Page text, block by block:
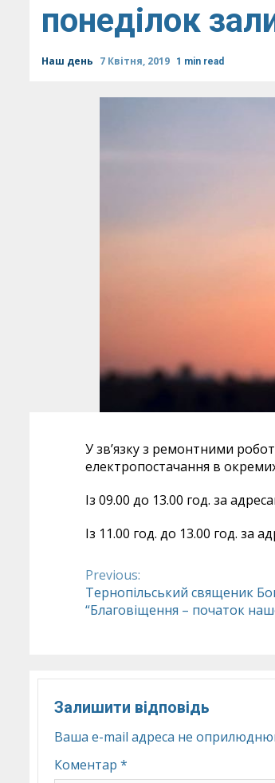
понеділок
Наш день 7 Квітня, 2019 1 min read
У зв’язку з ремонтними
електропостачання в
Із 09.00 до 13.00 год. за
Із 11.00 год. до 13.00 год. за
Continue
Reading
Previous:
Тернопільський священик
“Благовіщення – початок
Залишити відповідь
Ваша e-mail адреса не
Коментар *